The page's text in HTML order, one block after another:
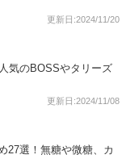
更新日:2024/11/20
気のBOSSやタリーズ
更新日:2024/11/08
27選！無糖や微糖、カ